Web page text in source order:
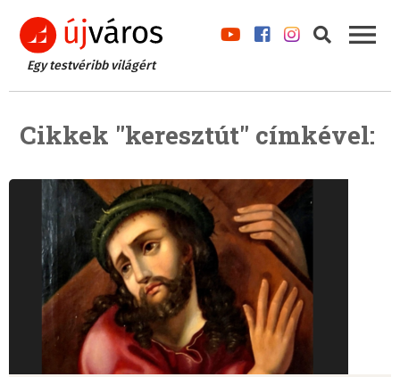
Egy testvéribb világért
Cikkek "keresztút" címkével: